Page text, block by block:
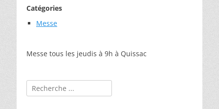
Catégories
Messe
Messe tous les jeudis à 9h à Quissac
Rechercher :